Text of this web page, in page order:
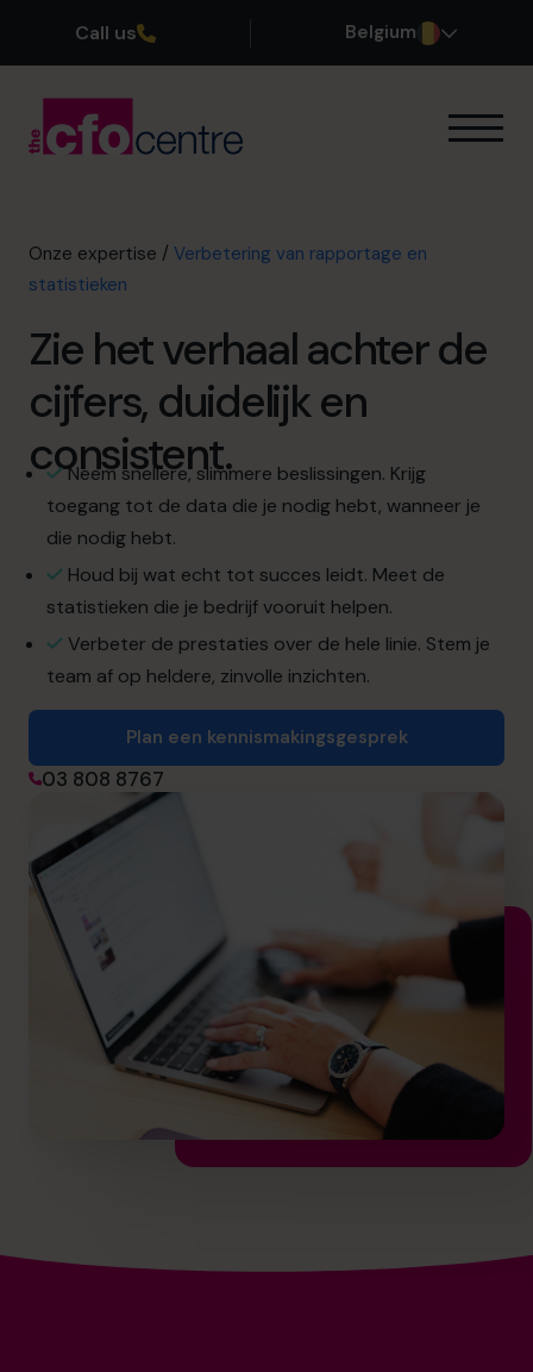
Call us Belgium
Onze CFO’s
Getuigenissen
Word lid van ons team
Plan een kennismakingsgesprek
03 808 8767
info.be@cfocentre.com
Onze expertise / Verbetering van rapportage en
statistieken
Zie het verhaal achter de
cijfers, duidelijk en
consistent.
Neem snellere, slimmere beslissingen. Krijg
toegang tot de data die je nodig hebt, wanneer je
die nodig hebt.
Houd bij wat echt tot succes leidt. Meet de
statistieken die je bedrijf vooruit helpen.
Verbeter de prestaties over de hele linie. Stem je
team af op heldere, zinvolle inzichten.
Plan een kennismakingsgesprek
03 808 8767